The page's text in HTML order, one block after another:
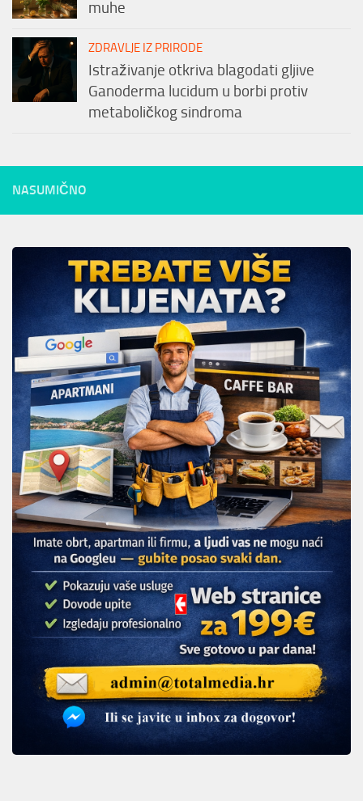
muhe
ZDRAVLJE IZ PRIRODE
Istraživanje otkriva blagodati gljive
Ganoderma lucidum u borbi protiv
metaboličkog sindroma
NASUMIČNO